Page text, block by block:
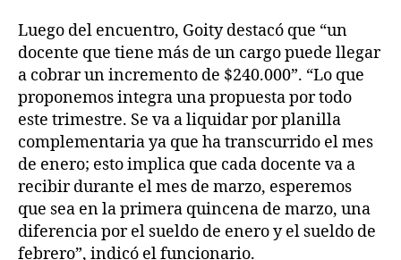
Luego del encuentro, Goity destacó que “un
docente que tiene más de un cargo puede llegar
a cobrar un incremento de $240.000”. “Lo que
proponemos integra una propuesta por todo
este trimestre. Se va a liquidar por planilla
complementaria ya que ha transcurrido el mes
de enero; esto implica que cada docente va a
recibir durante el mes de marzo, esperemos
que sea en la primera quincena de marzo, una
diferencia por el sueldo de enero y el sueldo de
febrero”, indicó el funcionario.